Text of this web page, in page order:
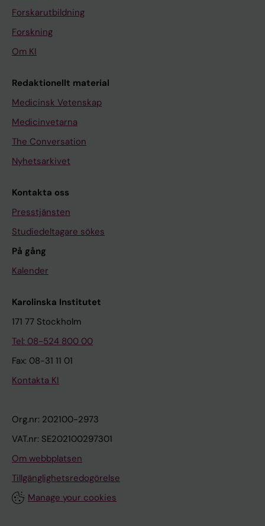
Forskarutbildning
Forskning
Om KI
Redaktionellt material
Medicinsk Vetenskap
Medicinvetarna
The Conversation
Nyhetsarkivet
Kontakta oss
Presstjänsten
Studiedeltagare sökes
På gång
Kalender
Karolinska Institutet
171 77 Stockholm
Tel: 08-524 800 00
Fax: 08-31 11 01
Kontakta KI
Org.nr: 202100-2973
VAT.nr: SE202100297301
Om webbplatsen
Tillgänglighetsredogörelse
Manage your cookies